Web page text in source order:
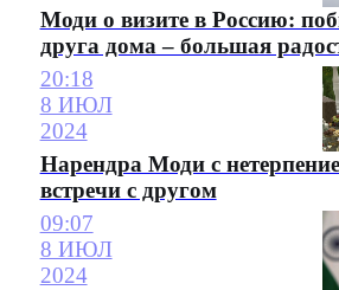
Моди о визите в Россию:
друга дома – большая
20:18
8 ИЮЛ
2024
Нарендра Моди с
встречи с другом
09:07
8 ИЮЛ
2024